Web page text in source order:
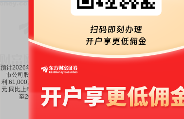
预计2026年1-6月归属于上
市公司股东的净利润盈
利:61,000万元至70,000万
元,同比上年增长:165.96%
至205.2%。
205.2%
～-82.31%